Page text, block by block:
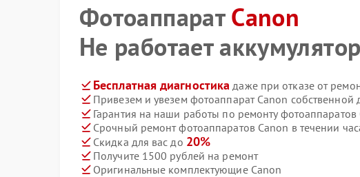
ФотоаппаратCanon
Не работает аккумулятор
Бесплатная диагностика даже при отказе от
Привезем и увезем фотоаппарат Canon собственной
Гарантия на наши работы по ремонту фотоаппаратов
Срочный ремонт фотоаппаратов Canon в течении
Скидка для вас до 20%
Получите 1500 рублей на ремонт
Оригинальные комплектующие Canon